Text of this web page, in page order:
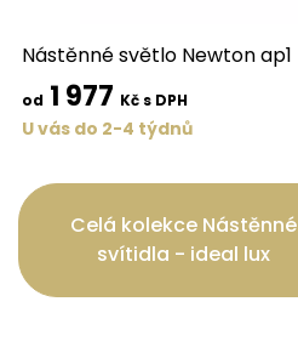
Nástěnné světlo Newton ap1
od 1 977 Kč s DPH
U vás do 2-4 týdnů
Celá kolekce Nástěnné
svítidla - ideal lux